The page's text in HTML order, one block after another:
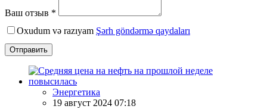
Ваш отзыв *
Oxudum və razıyam Şərh göndərmə qaydaları
Отправить
Энергетика
19 август 2024 07:18